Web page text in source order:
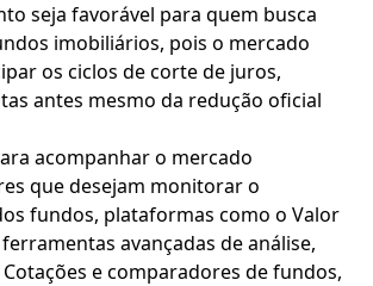
seja favorável para quem busca
imobiliários, pois o mercado
os ciclos de corte de juros,
antes mesmo da redução oficial
acompanhar o mercado
que desejam monitorar o
fundos, plataformas como o Valor
avançadas de análise,
e comparadores de fundos,